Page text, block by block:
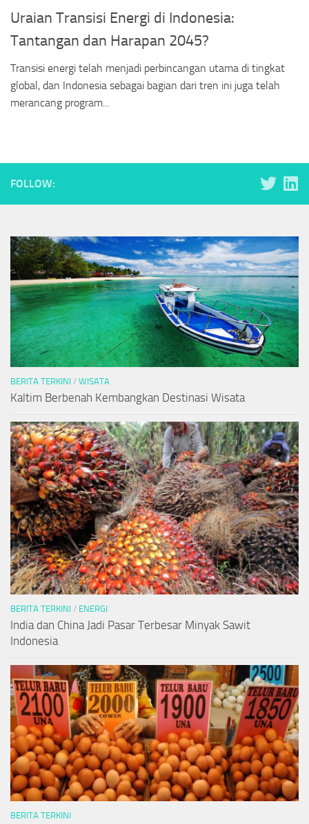
Uraian Transisi Energi di Indonesia:
Tantangan dan Harapan 2045?
Transisi energi telah menjadi perbincangan utama di tingkat
global, dan Indonesia sebagai bagian dari tren ini juga telah
merancang program...
FOLLOW:
BERITA TERKINI / WISATA
Kaltim Berbenah Kembangkan Destinasi Wisata
BERITA TERKINI / ENERGI
India dan China Jadi Pasar Terbesar Minyak Sawit
Indonesia
BERITA TERKINI